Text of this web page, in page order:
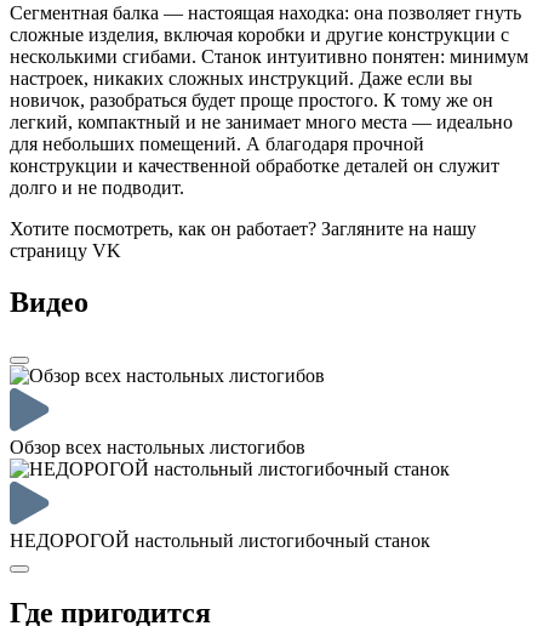
Сегментная балка — настоящая находка: она позволяет гнуть
сложные изделия, включая коробки и другие конструкции с
несколькими сгибами. Станок интуитивно понятен: минимум
настроек, никаких сложных инструкций. Даже если вы
новичок, разобраться будет проще простого. К тому же он
легкий, компактный и не занимает много места — идеально
для небольших помещений. А благодаря прочной
конструкции и качественной обработке деталей он служит
долго и не подводит.
Хотите посмотреть, как он работает? Загляните на нашу
страницу VK
Видео
Обзор всех настольных листогибов
НЕДОРОГОЙ настольный листогибочный станок
Где пригодится